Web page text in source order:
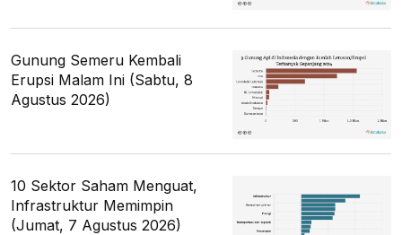
Gunung Semeru Kembali
Erupsi Malam Ini (Sabtu, 8
Agustus 2026)
10 Sektor Saham Menguat,
Infrastruktur Memimpin
(Jumat, 7 Agustus 2026)